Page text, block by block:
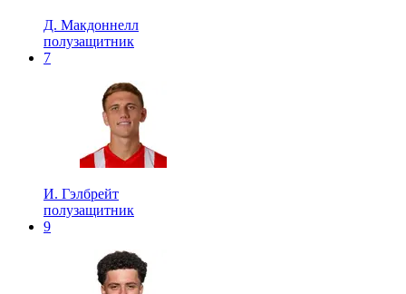
Д. Макдоннелл
полузащитник
7
И. Гэлбрейт
полузащитник
9